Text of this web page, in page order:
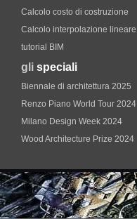
Calcolo costo di costruzione
Calcolo interpolazione lineare
tutorial BIM
gli speciali
Biennale di architettura 2025
Renzo Piano World Tour 2024
Milano Design Week 2024
Wood Architecture Prize 2024